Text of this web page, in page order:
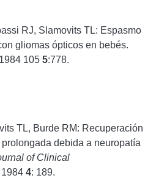
RJ, Slamovits TL: Espasmo
gliomas ópticos en bebés.
1984 105 5:778.
TL, Burde RM: Recuperación
debida a neuropatía
of Clinical
4: 189.